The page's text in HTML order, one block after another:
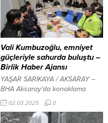
Vali Kumbuzoğlu, emniyet
güçleriyle sahurda buluştu –
Birlik Haber Ajansı
YAŞAR SARIKAYA / AKSARAY –
BHA Aksaray’da konaklama
işletmelerine kapsamlı denetim
Vali Mehmet Ali Kumbuzoğlu,
Aksaray-Adana karayolunda
02.03.2025 0